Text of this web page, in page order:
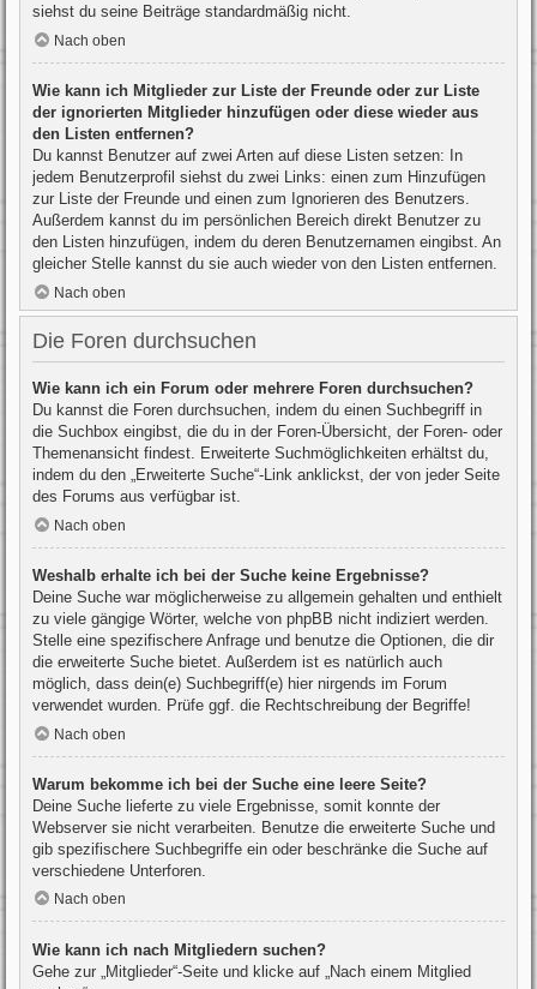
siehst du seine Beiträge standardmäßig nicht.
Nach oben
Wie kann ich Mitglieder zur Liste der Freunde oder zur Liste
der ignorierten Mitglieder hinzufügen oder diese wieder aus
den Listen entfernen?
Du kannst Benutzer auf zwei Arten auf diese Listen setzen: In
jedem Benutzerprofil siehst du zwei Links: einen zum Hinzufügen
zur Liste der Freunde und einen zum Ignorieren des Benutzers.
Außerdem kannst du im persönlichen Bereich direkt Benutzer zu
den Listen hinzufügen, indem du deren Benutzernamen eingibst. An
gleicher Stelle kannst du sie auch wieder von den Listen entfernen.
Nach oben
Die Foren durchsuchen
Wie kann ich ein Forum oder mehrere Foren durchsuchen?
Du kannst die Foren durchsuchen, indem du einen Suchbegriff in
die Suchbox eingibst, die du in der Foren-Übersicht, der Foren- oder
Themenansicht findest. Erweiterte Suchmöglichkeiten erhältst du,
indem du den „Erweiterte Suche“-Link anklickst, der von jeder Seite
des Forums aus verfügbar ist.
Nach oben
Weshalb erhalte ich bei der Suche keine Ergebnisse?
Deine Suche war möglicherweise zu allgemein gehalten und enthielt
zu viele gängige Wörter, welche von phpBB nicht indiziert werden.
Stelle eine spezifischere Anfrage und benutze die Optionen, die dir
die erweiterte Suche bietet. Außerdem ist es natürlich auch
möglich, dass dein(e) Suchbegriff(e) hier nirgends im Forum
verwendet wurden. Prüfe ggf. die Rechtschreibung der Begriffe!
Nach oben
Warum bekomme ich bei der Suche eine leere Seite?
Deine Suche lieferte zu viele Ergebnisse, somit konnte der
Webserver sie nicht verarbeiten. Benutze die erweiterte Suche und
gib spezifischere Suchbegriffe ein oder beschränke die Suche auf
verschiedene Unterforen.
Nach oben
Wie kann ich nach Mitgliedern suchen?
Gehe zur „Mitglieder“-Seite und klicke auf „Nach einem Mitglied